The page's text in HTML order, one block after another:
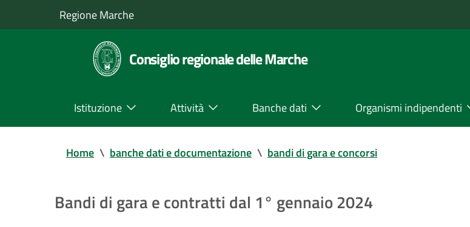
Regione Marche
Consiglio regionale delle Marche
Istituzione Attività Banche dati Organismi indipendenti
Home \ banche dati e documentazione \ bandi di gara e concorsi
Bandi di gara e contratti dal 1° gennaio 2024